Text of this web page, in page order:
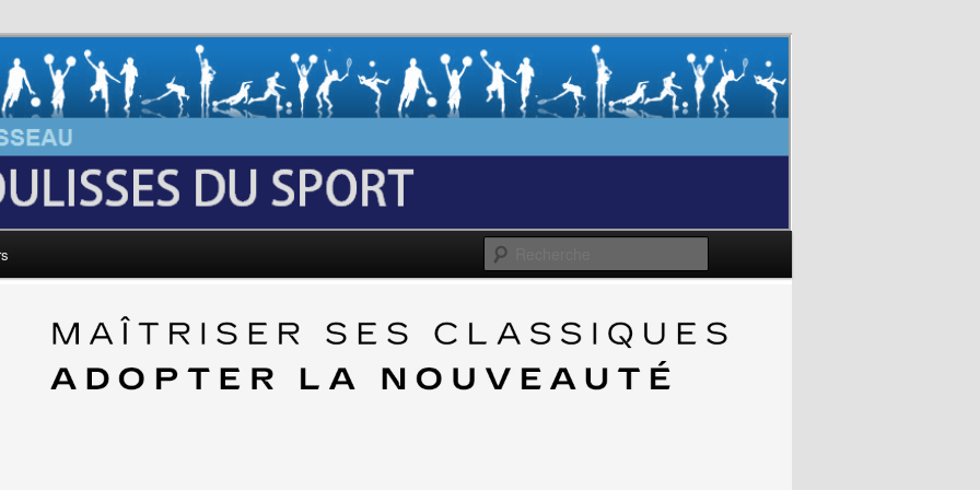
Les Coulisses du Sport